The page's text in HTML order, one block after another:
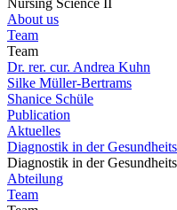
Nursing Science II
About us
Team
Team
Dr. rer. cur. Andrea Kuhn
Silke Müller-Bertrams
Shanice Schüle
Publication
Aktuelles
Diagnostik in der
Diagnostik in der
Abteilung
Team